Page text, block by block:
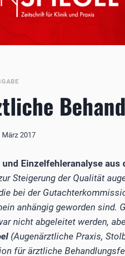
März 2017
Einzelfehleranalyse
Steigerung der Qualität
bei der
anhängig geworden sind.
nicht abgeleitet werden,
(Augenärztliche Praxis,
für ärztliche